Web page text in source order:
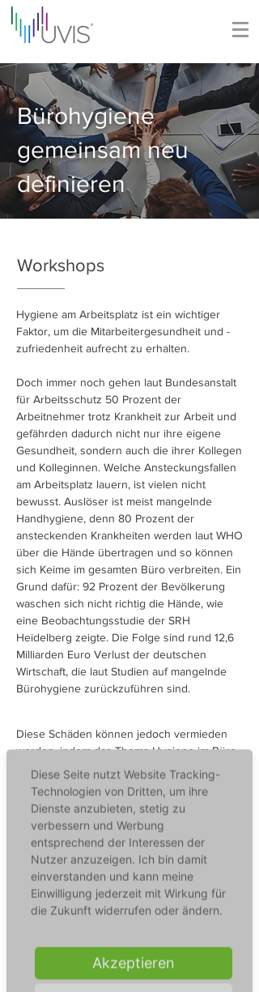
Bürohygiene
gemeinsam neu
definieren
Workshops
Hygiene am Arbeitsplatz ist ein wichtiger
Faktor, um die Mitarbeitergesundheit und -
zufriedenheit aufrecht zu erhalten.
Doch immer noch gehen laut Bundesanstalt
für Arbeitsschutz 50 Prozent der
Arbeitnehmer trotz Krankheit zur Arbeit und
gefährden dadurch nicht nur ihre eigene
Gesundheit, sondern auch die ihrer Kollegen
und Kolleginnen. Welche Ansteckungsfallen
am Arbeitsplatz lauern, ist vielen nicht
bewusst. Auslöser ist meist mangelnde
Handhygiene, denn 80 Prozent der
ansteckenden Krankheiten werden laut WHO
über die Hände übertragen und so können
sich Keime im gesamten Büro verbreiten. Ein
Grund dafür: 92 Prozent der Bevölkerung
waschen sich nicht richtig die Hände, wie
eine Beobachtungsstudie der SRH
Heidelberg zeigte. Die Folge sind rund 12,6
Milliarden Euro Verlust der deutschen
Wirtschaft, die laut Studien auf mangelnde
Bürohygiene zurückzuführen sind.
Diese Schäden können jedoch vermieden
werden, indem das Thema Hygiene im Büro
zur Führungsaufgabe gemacht wird. Unsere
Bürohygiene-Workshops, ob vor Ort oder
digital, sensibilisieren die Teilnehmer für das
Thema Hygiene und zeigen Strategien auf,
um die Ansteckungsgefahr zu minimieren
und das gesunde Miteinander im Büro zu
steigern. Dadurch sind unsere Workshops in
digitaler oder in Präsenzform eine ideale
Ergänzung zum bestehenden betrieblichen
Mehr erfahren
Diese Seite nutzt Website Tracking-
Technologien von Dritten, um ihre
Dienste anzubieten, stetig zu
verbessern und Werbung
entsprechend der Interessen der
Nutzer anzuzeigen. Ich bin damit
einverstanden und kann meine
Einwilligung jederzeit mit Wirkung für
die Zukunft widerrufen oder ändern.
Akzeptieren